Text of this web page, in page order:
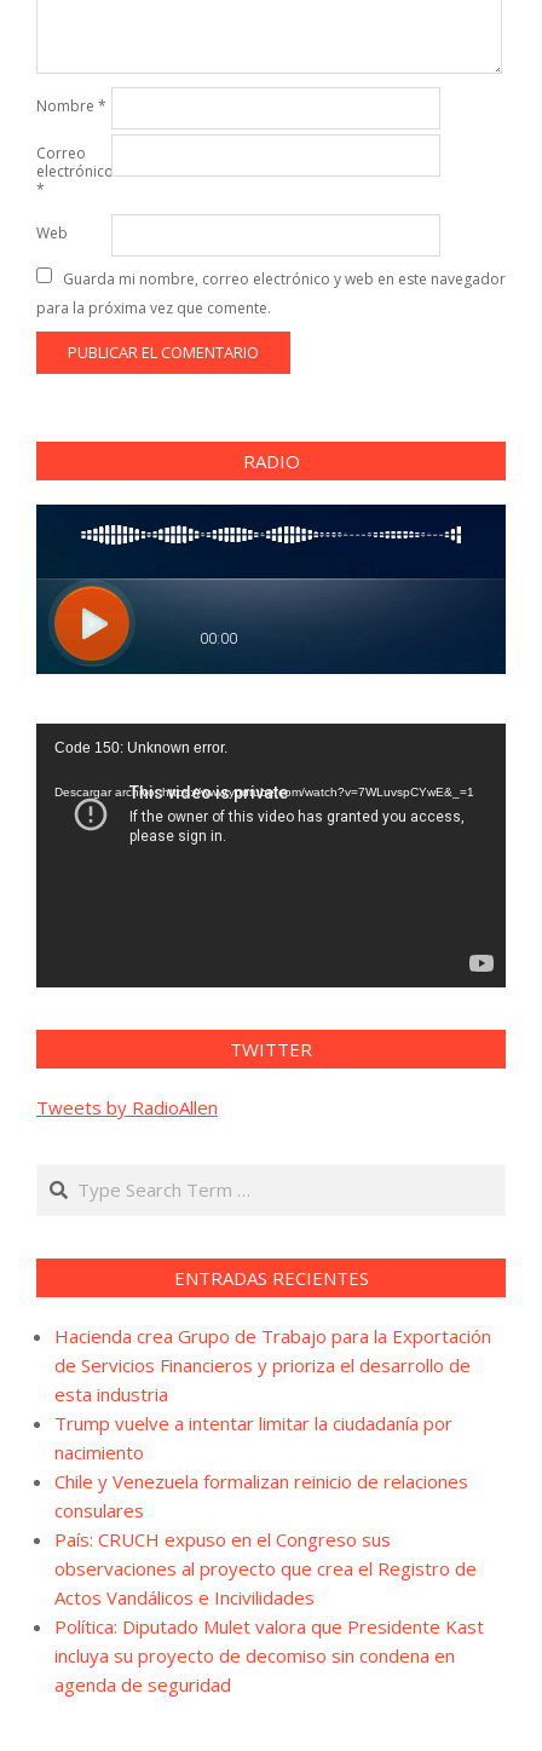
Nombre *
Correo
electrónico
*
Web
Guarda mi nombre, correo electrónico y web en este navegador
para la próxima vez que comente.
RADIO
Reproductor
vídeo
Code 150: Unknown error.
Descargar archivo: https://www.youtube.com/watch?v=7WLuvspCYwE&_=1
TWITTER
Tweets by RadioAllen
Search
ENTRADAS RECIENTES
Hacienda crea Grupo de Trabajo para la Exportación
de Servicios Financieros y prioriza el desarrollo de
esta industria
Trump vuelve a intentar limitar la ciudadanía por
nacimiento
Chile y Venezuela formalizan reinicio de relaciones
consulares
País: CRUCH expuso en el Congreso sus
observaciones al proyecto que crea el Registro de
Actos Vandálicos e Incivilidades
Política: Diputado Mulet valora que Presidente Kast
incluya su proyecto de decomiso sin condena en
agenda de seguridad